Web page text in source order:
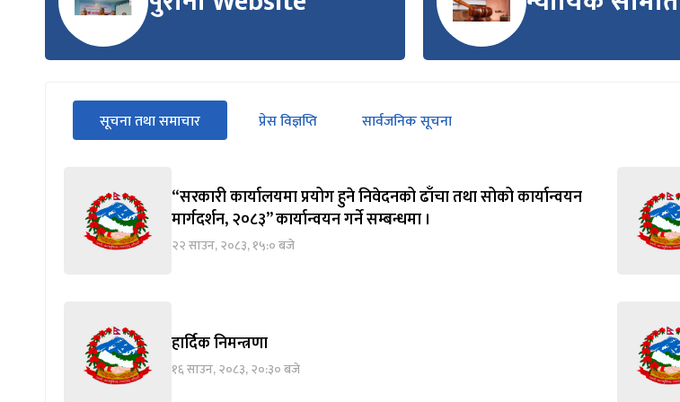
सीधा
पहिलो
जानुहोस्
सूचना तथा समाचार
(सक्रिय ट्याब)
प्रेस विज्ञप्ति सार्वजनिक सूचना
“सरकारी कार्यालयमा प्रयोग हुने निवेदनको ढाँचा तथा सोको कार्यान्वयन
मार्गदर्शन, २०८३” कार्यान्वयन गर्ने सम्बन्धमा ।
२२ साउन, २०८३, १५:० बजे
हार्दिक निमन्त्रणा
१६ साउन, २०८३, २०:३० बजे